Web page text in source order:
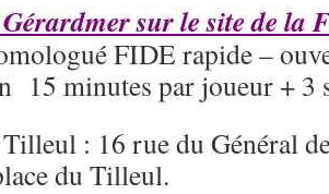
sur le site de la
FIDE rapide –
15 minutes par joueur + 3
: 16 rue du Général
du Tilleul.